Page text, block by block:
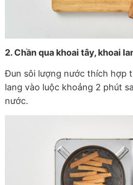
2. Chần qua khoai tây, khoai
Đun sôi lượng nước thích hợp
lang vào luộc khoảng 2 phút
nước.